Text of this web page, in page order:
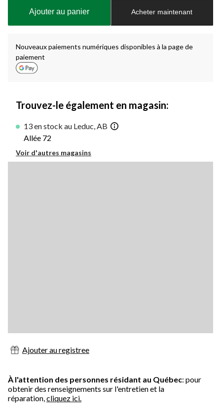
à
Ajouter au panier Acheter maintenant
Nouveaux paiements numériques disponibles à la page de
paiement
Trouvez-le également en magasin:
13 en stock au Leduc, AB
Allée 72
Voir d'autres magasins
Ajouter au registree
À l'attention des personnes résidant au Québec: pour
obtenir des renseignements sur l'entretien et la
réparation,cliquez ici.